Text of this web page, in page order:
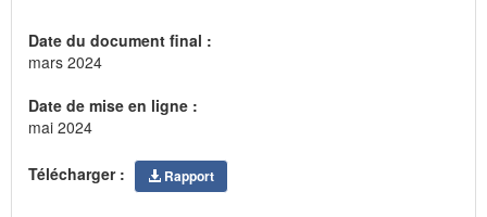
Date du document final :
mars 2024
Date de mise en ligne :
mai 2024
Télécharger : Rapport